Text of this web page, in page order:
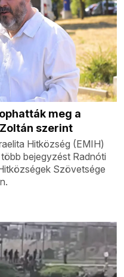
meg a
szerint
Hitközség (EMIH)
bejegyzést Radnóti
Szövetsége